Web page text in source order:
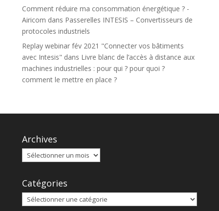
Comment réduire ma consommation énergétique ? -
Airicom dans Passerelles INTESIS – Convertisseurs de
protocoles industriels
Replay webinar fév 2021 "Connecter vos bâtiments
avec Intesis" dans Livre blanc de l’accès à distance aux
machines industrielles : pour qui ? pour quoi ?
comment le mettre en place ?
Archives
Catégories